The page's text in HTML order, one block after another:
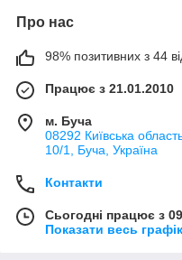
Про нас
98% позитивних з 44
Працює з 21.01.2010
м. Буча
08292 Київська
10/1, Буча, Україна
Контакти
Сьогодні працює з
Показати весь